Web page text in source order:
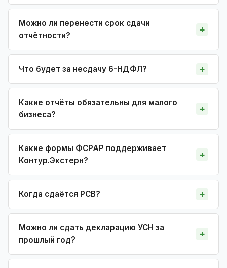
Можно ли перенести срок сдачи
отчётности?
Что будет за несдачу 6-НДФЛ?
Какие отчёты обязательны для малого
бизнеса?
Какие формы ФСРАР поддерживает
Контур.Экстерн?
Когда сдаётся РСВ?
Можно ли сдать декларацию УСН за
прошлый год?